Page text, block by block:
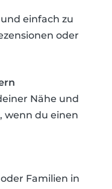
einfach zu
oder
Nähe und
wenn du einen
Familien in